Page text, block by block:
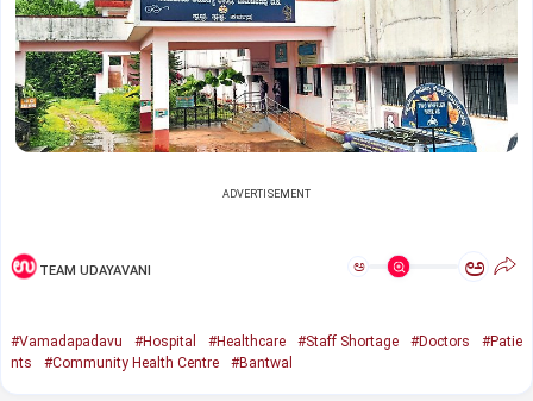
ADVERTISEMENT
TEAM UDAYAVANI ಅ ಅ
#Vamadapadavu #Hospital #Healthcare #Staff Shortage #Doctors
#Patie
nts
#Community Health Centre #Bantwal